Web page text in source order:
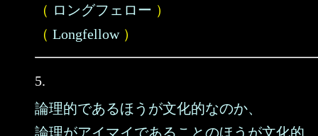
（ ロングフェロー ）
（ Longfellow）
5.
論理的であるほうが文化的なのか、
論理がアイマイであることのほうが文化的